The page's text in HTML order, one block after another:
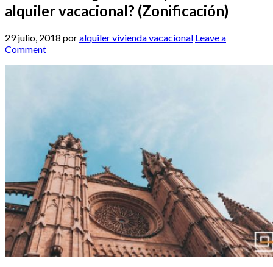
alquiler vacacional? (Zonificación)
29 julio, 2018 poralquiler vivienda vacacional Leave a
Comment